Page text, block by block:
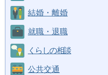
結婚・離婚
就職・退職
くらしの相談
公共交通